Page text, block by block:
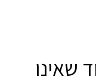
שאינו